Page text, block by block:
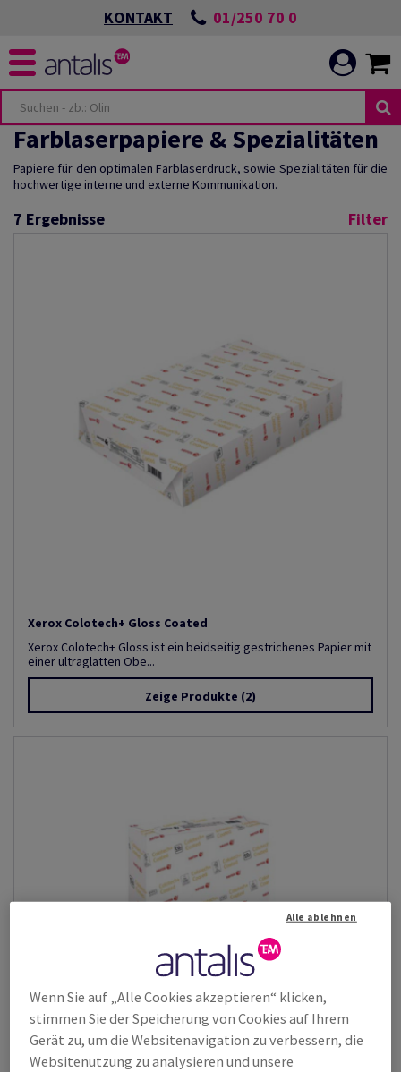
KONTAKT 01/250 70 0
Farblaserpapiere & Spezialitäten
Papiere für den optimalen Farblaserdruck, sowie Spezialitäten für die
hochwertige interne und externe Kommunikation.
7 Ergebnisse Filter
Xerox Colotech+ Gloss Coated
Xerox Colotech+ Gloss ist ein beidseitig gestrichenes Papier mit
einer ultraglatten Obe...
Zeige Produkte (2)
Wenn Sie auf „Alle Cookies akzeptieren“ klicken,
stimmen Sie der Speicherung von Cookies auf Ihrem
Gerät zu, um die Websitenavigation zu verbessern, die
Websitenutzung zu analysieren und unsere
Alle ablehnen